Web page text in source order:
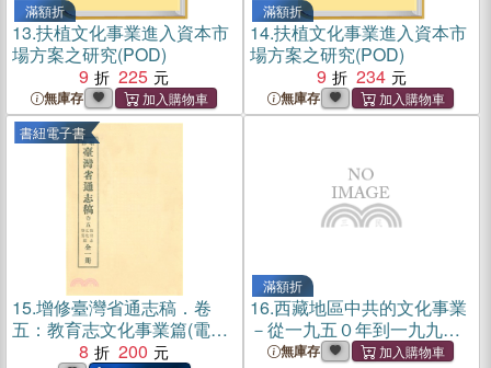
滿額折
13.扶植文化事業進入資本市
場方案之研究(POD)
9
225
無庫存
滿額折
14.扶植文化事業進入資本市
場方案之研究(POD)
9
234
無庫存
書紐電子書
15.增修臺灣省通志稿．卷
五：教育志文化事業篇(電子
8 200
滿額折
16.西藏地區中共的文化事業
－從一九五０年到一九九六
無庫存